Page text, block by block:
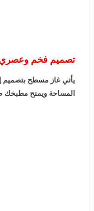
تصميم فخم وعصري
يأتي غاز مسطح بتصميم
المساحة ويمنح مطبخك